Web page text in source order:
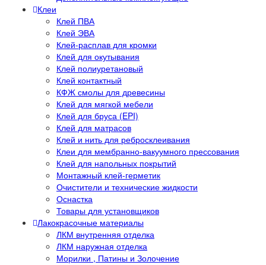
Клеи
Клей ПВА
Клей ЭВА
Клей-расплав для кромки
Клей для окутывания
Клей полиуретановый
Клей контактный
КФЖ смолы для древесины
Клей для мягкой мебели
Клей для бруса (EPI)
Клей для матрасов
Клей и нить для ребросклеивания
Клеи для мембранно-вакуумного прессования
Клей для напольных покрытий
Монтажный клей-герметик
Очистители и технические жидкости
Оснастка
Товары для установщиков
Лакокрасочные материалы
ЛКМ внутренняя отделка
ЛКМ наружная отделка
Морилки , Патины и Золочение